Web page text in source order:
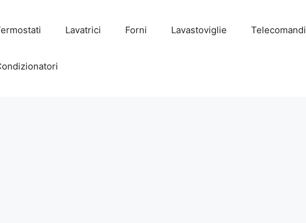
Lavatrici Forni Lavastoviglie Telecomandi